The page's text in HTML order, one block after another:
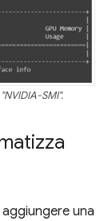
SMI".
una